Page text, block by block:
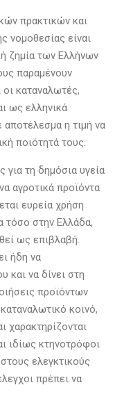
πρακτικών και
νομοθεσίας είναι
ζημία των Ελλήνων
παραμένουν
καταναλωτές,
ως ελληνικά
αποτέλεσμα η τιμή να
ποιότητά τους.
τη δημόσια υγεία
αγροτικά προϊόντα
ευρεία χρήση
τόσο στην Ελλάδα,
ως επιβλαβή.
ήδη να
και να δίνει στη
προϊόντων
κοινό,
χαρακτηρίζονται
ιδίως κτηνοτρόφοι
ελεγκτικούς
πρέπει να